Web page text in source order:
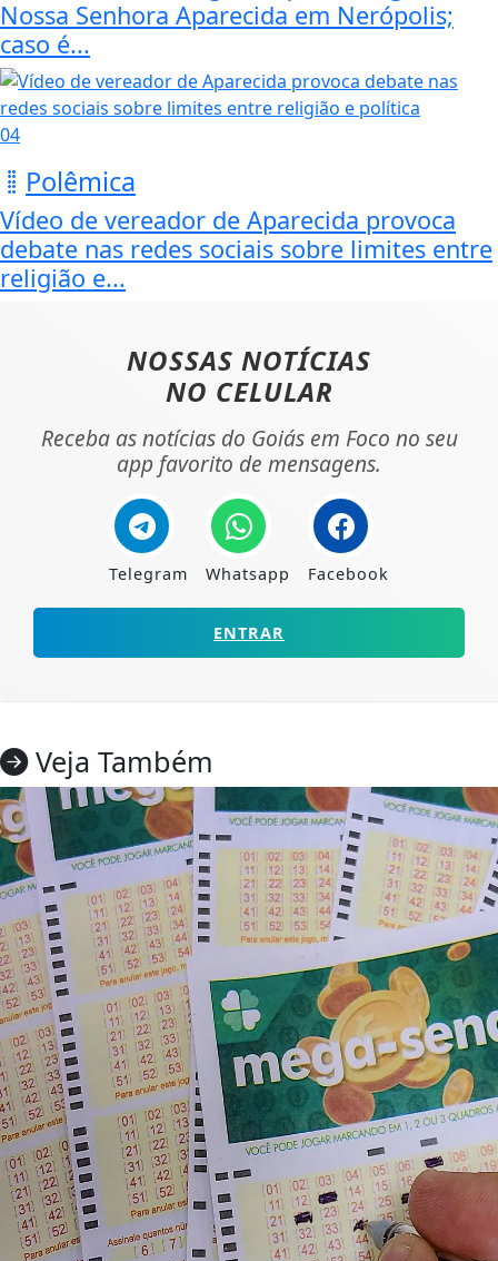
Nossa Senhora Aparecida em Nerópolis;
caso é...
04
Polêmica
Vídeo de vereador de Aparecida provoca
debate nas redes sociais sobre limites entre
religião e...
NOSSAS NOTÍCIAS
NO CELULAR
Receba as notícias do Goiás em Foco no seu
app favorito de mensagens.
Telegram Whatsapp Facebook
ENTRAR
Veja Também